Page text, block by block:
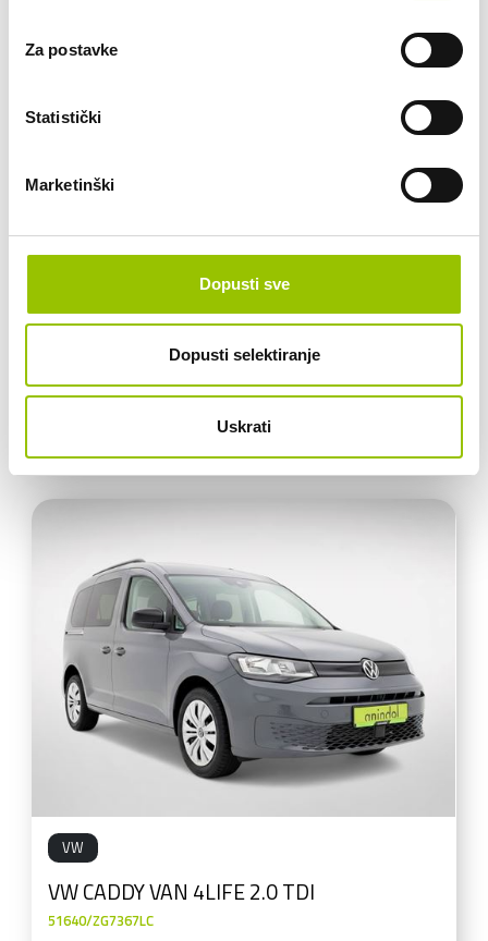
Za postavke
Statistički
Marketinški
Dopusti sve
Dopusti selektiranje
Uskrati
97221/ZG3716JB
MEHANIČKI MJENJAČ BENZIN
34.900,00 €
27.920,00 € + 25% PDV
VW
VW CADDY VAN 4LIFE 2.0 TDI
51640/ZG7367LC